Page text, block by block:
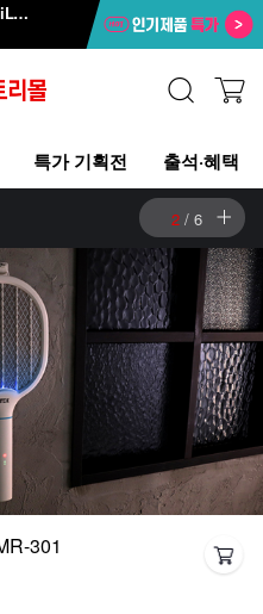
아이랩 윈드스톰 에어건 iLAB-WST
특가 기획전 출석·혜택
3 / 6
702